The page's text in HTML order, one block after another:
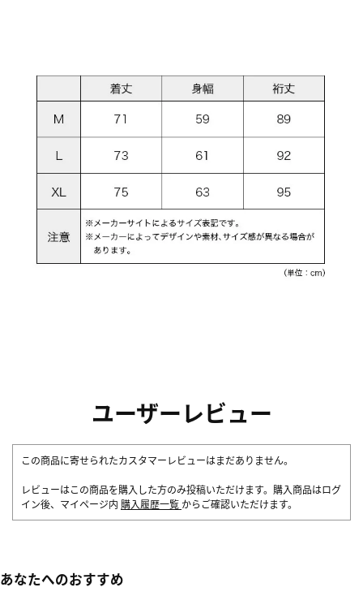
ユーザーレビュー
この商品に寄せられたカスタマーレビューはまだありません。
レビューはこの商品を購入した方のみ投稿いただけます。購入商品はログ
イン後、マイページ内 購入履歴一覧 からご確認いただけます。
あなたへのおすすめ